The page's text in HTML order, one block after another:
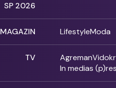
SP 2026
MAGAZIN LifestyleModa
TV Agreman
In medias (p)res